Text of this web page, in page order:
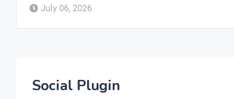
July 06, 2026
Social Plugin